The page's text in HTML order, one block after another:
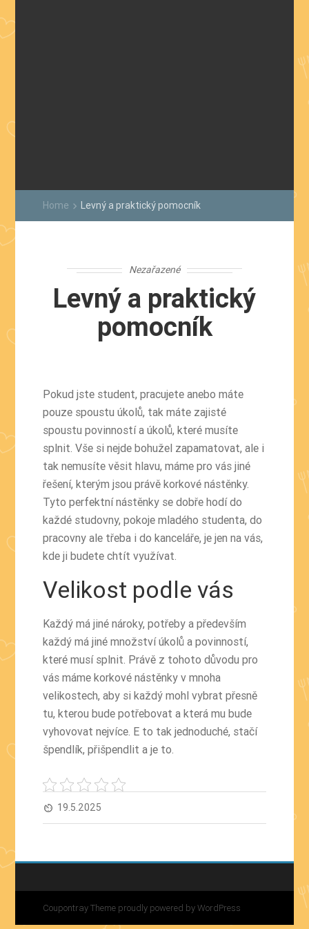
Home keyboard_arrow_rightLevný a praktický pomocník
Nezařazené
Levný a praktický
pomocník
Pokud jste student, pracujete anebo máte
pouze spoustu úkolů, tak máte zajisté
spoustu povinností a úkolů, které musíte
splnit. Vše si nejde bohužel zapamatovat, ale i
tak nemusíte věsit hlavu, máme pro vás jiné
řešení, kterým jsou právěkorkové nástěnky.
Tyto perfektní nástěnky se dobře hodí do
každé studovny, pokoje mladého studenta, do
pracovny ale třeba i do kanceláře, je jen na vás,
kde ji budete chtít využívat.
Velikost podle vás
Každý má jiné nároky, potřeby a především
každý má jiné množství úkolů a povinností,
které musí splnit. Právě z tohoto důvodu pro
vás máme korkové nástěnky v mnoha
velikostech, aby si každý mohl vybrat přesně
tu, kterou bude potřebovat a která mu bude
vyhovovat nejvíce. E to tak jednoduché, stačí
špendlík, přišpendlit a je to.
av_timer 19.5.2025
Coupontray Theme proudly powered by WordPress